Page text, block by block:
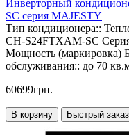
Инверторный
SC серия MAJESTY
Тип кондиционера::
CH-S24FTXAM-SC
Мощность (маркировка)
обслуживания:: до 70
60699грн.
В корзину Быстрый заказ